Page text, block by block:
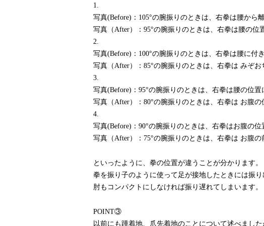
1.
写真(Before)：105°の腕振りのときは、右拳は腰から
写真（After）：95°の腕振りのときは、右拳は腰の位
2.
写真(Before)：100°の腕振りのときは、右拳は腰に付
写真（After）：85°の腕振りのときは、右拳は みぞお
3.
写真(Before)：95°の腕振りのときは、右拳は腰の位置
写真（After）：80°の腕振りのときは、右拳は お腹の
4.
写真(Before)：90°の腕振りのときは、右拳はお腹の位
写真（After）：75°の腕振りのときは、右拳は お腹の
といったように、拳の位置が違うことが分かります。
拳を振り子のように使って足が接地したときには振
肘もコンパクトにしなければ振り遅れてしまいます。
POINT③
以前にも踵着地、爪先着地のことについて述べまし